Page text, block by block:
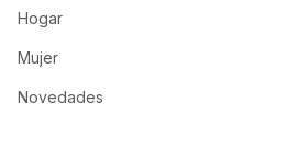
Hogar
Mujer
Novedades